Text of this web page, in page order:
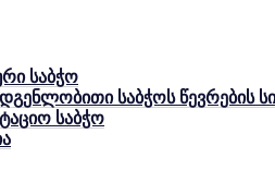
საბჭო
საბჭოს წევრების
საბჭო